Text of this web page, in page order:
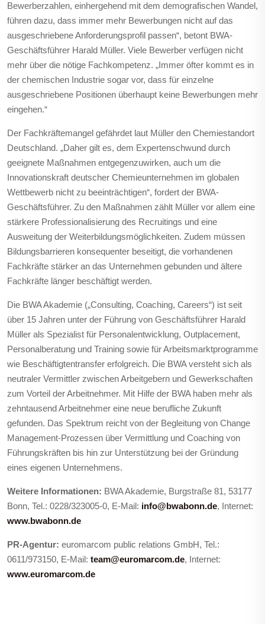
Bewerberzahlen, einhergehend mit dem demografischen Wandel,
führen dazu, dass immer mehr Bewerbungen nicht auf das
ausgeschriebene Anforderungsprofil passen“, betont BWA-
Geschäftsführer Harald Müller. Viele Bewerber verfügen nicht
mehr über die nötige Fachkompetenz. „Immer öfter kommt es in
der chemischen Industrie sogar vor, dass für einzelne
ausgeschriebene Positionen überhaupt keine Bewerbungen mehr
eingehen.“
Der Fachkräftemangel gefährdet laut Müller den Chemiestandort
Deutschland. „Daher gilt es, dem Expertenschwund durch
geeignete Maßnahmen entgegenzuwirken, auch um die
Innovationskraft deutscher Chemieunternehmen im globalen
Wettbewerb nicht zu beeinträchtigen“, fordert der BWA-
Geschäftsführer. Zu den Maßnahmen zählt Müller vor allem eine
stärkere Professionalisierung des Recruitings und eine
Ausweitung der Weiterbildungsmöglichkeiten. Zudem müssen
Bildungsbarrieren konsequenter beseitigt, die vorhandenen
Fachkräfte stärker an das Unternehmen gebunden und ältere
Fachkräfte länger beschäftigt werden.
Die BWA Akademie („Consulting, Coaching, Careers“) ist seit
über 15 Jahren unter der Führung von Geschäftsführer Harald
Müller als Spezialist für Personalentwicklung, Outplacement,
Personalberatung und Training sowie für Arbeitsmarktprogramme
wie Beschäftigtentransfer erfolgreich. Die BWA versteht sich als
neutraler Vermittler zwischen Arbeitgebern und Gewerkschaften
zum Vorteil der Arbeitnehmer. Mit Hilfe der BWA haben mehr als
zehntausend Arbeitnehmer eine neue berufliche Zukunft
gefunden. Das Spektrum reicht von der Begleitung von Change
Management-Prozessen über Vermittlung und Coaching von
Führungskräften bis hin zur Unterstützung bei der Gründung
eines eigenen Unternehmens.
Weitere Informationen: BWA Akademie, Burgstraße 81, 53177
Bonn, Tel.: 0228/323005-0, E-Mail: info@bwabonn.de, Internet:
www.bwabonn.de
PR-Agentur: euromarcom public relations GmbH, Tel.:
0611/973150, E‑Mail: team@euromarcom.de, Internet:
www.euromarcom.de